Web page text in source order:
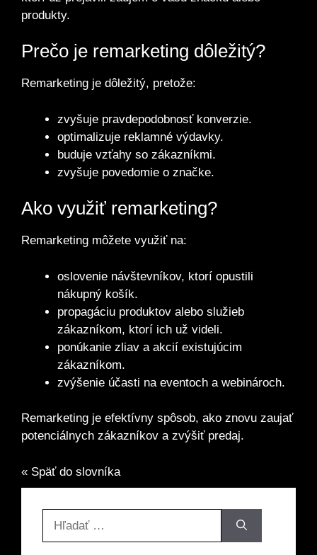
produkty.
Prečo je remarketing dôležitý?
Remarketing je dôležitý, pretože:
zvyšuje pravdepodobnosť konverzie.
optimalizuje reklamné výdavky.
buduje vzťahy so zákazníkmi.
zvyšuje povedomie o značke.
Ako využiť remarketing?
Remarketing môžete využiť na:
oslovenie návštevníkov, ktorí opustili
nákupný košík.
propagáciu produktov alebo služieb
zákazníkom, ktorí ich už videli.
ponúkanie zliav a akcií existujúcim
zákazníkom.
zvýšenie účasti na eventoch a webinároch.
Remarketing je efektívny spôsob, ako znovu zaujať
potenciálnych zákazníkov a zvýšiť predaj.
« Späť do slovníka